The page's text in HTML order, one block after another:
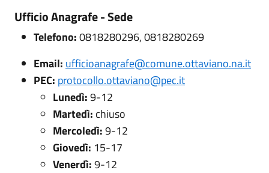
Ufficio Anagrafe - Sede
Telefono:0818280296, 0818280269
Email: ufficioanagrafe@comune.ottaviano.na.it
PEC: protocollo.ottaviano@pec.it
Lunedì:9-12
Martedì: chiuso
Mercoledì:9-12
Giovedì: 15-17
Venerdì:9-12